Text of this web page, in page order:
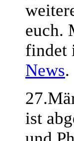
euch.
findet
News.
ist